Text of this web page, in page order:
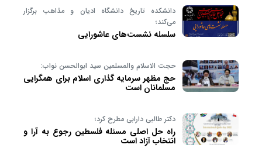
دانشکده تاریخ دانشگاه ادیان و مذاهب برگزار
می‌کند؛
سلسله نشست‌های عاشورایی
حجت الاسلام والمسلمین سید ابوالحسن نواب:
حج مظهر سرمایه گذاری اسلام برای همگرایی
مسلمانان است
دکتر طالبی دارابی مطرح کرد؛
راه حل اصلی مسئله فلسطین رجوع به آرا و
انتخاب آزاد است